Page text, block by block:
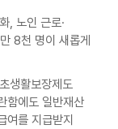
, 노인 근로·
8천 명이 새롭게
생활보장제도
함에도 일반재산
여를 지급받지